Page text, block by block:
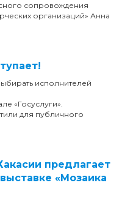
сопровождения
организаций» Анна
исполнителей
«Госуслуги».
для публичного
предлагает
«Мозаика